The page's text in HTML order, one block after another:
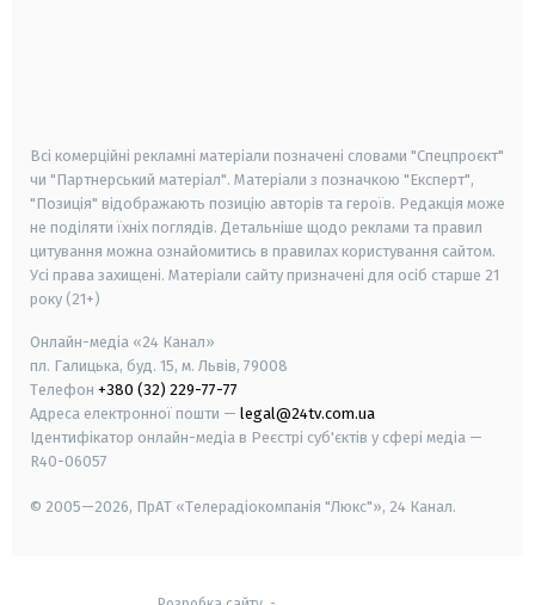
Всі комерційні рекламні матеріали позначені словами "Спецпроєкт"
чи "Партнерський матеріал". Матеріали з позначкою "Експерт",
"Позиція" відображають позицію авторів та героїв. Редакція може
не поділяти їхніх поглядів. Детальніше щодо реклами та правил
цитування можна ознайомитись в правилах користування сайтом.
Усі права захищені. Матеріали сайту призначені для осіб старше 21
року (21+)
Онлайн-медіа «24 Канал»
пл. Галицька, буд. 15, м. Львів, 79008
Телефон +380 (32) 229-77-77
Адреса електронної пошти — legal@24tv.com.ua
Ідентифікатор онлайн-медіа в Реєстрі суб'єктів у сфері медіа —
R40-06057
© 2005—2026, ПрАТ «Телерадіокомпанія "Люкс"», 24 Канал.